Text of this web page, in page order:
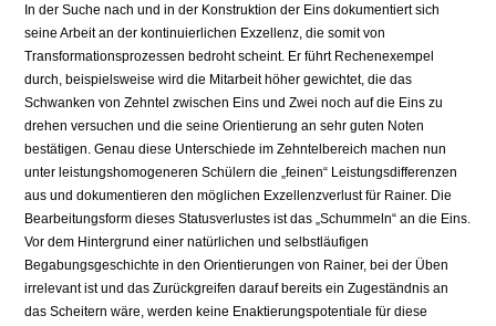
In der Suche nach und in der Konstruktion der Eins dokumentiert sich
seine Arbeit an der kontinuierlichen Exzellenz, die somit von
Transformationsprozessen bedroht scheint. Er führt Rechenexempel
durch, beispielsweise wird die Mitarbeit höher gewichtet, die das
Schwanken von Zehntel zwischen Eins und Zwei noch auf die Eins zu
drehen versuchen und die seine Orientierung an sehr guten Noten
bestätigen. Genau diese Unterschiede im Zehntelbereich machen nun
unter leistungshomogeneren Schülern die „feinen“ Leistungsdifferenzen
aus und dokumentieren den möglichen Exzellenzverlust für Rainer. Die
Bearbeitungsform dieses Statusverlustes ist das „Schummeln“ an die Eins.
Vor dem Hintergrund einer natürlichen und selbstläufigen
Begabungsgeschichte in den Orientierungen von Rainer, bei der Üben
irrelevant ist und das Zurückgreifen darauf bereits ein Zugeständnis an
das Scheitern wäre, werden keine Enaktierungspotentiale für diese